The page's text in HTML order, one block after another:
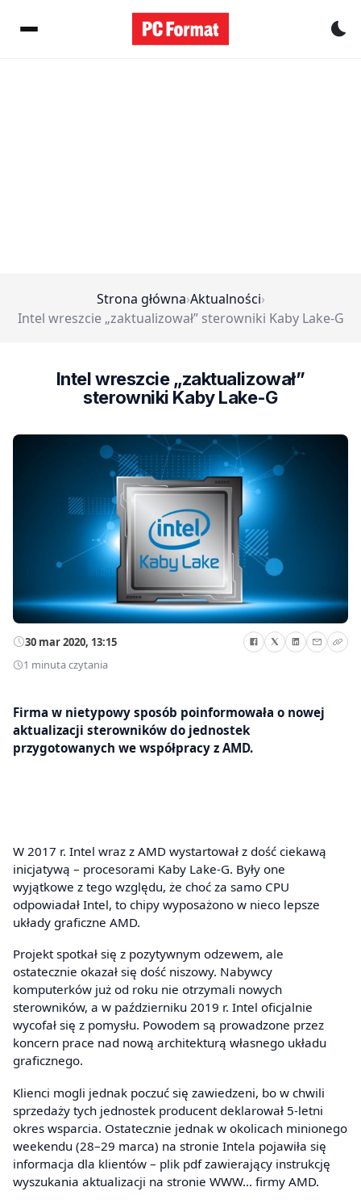
Strona główna›Aktualności›
Intel wreszcie „zaktualizował” sterowniki Kaby Lake-G
Intel wreszcie „zaktualizował”
sterowniki Kaby Lake-G
30 mar 2020, 13:15
1 minuta czytania
Firma w nietypowy sposób poinformowała o nowej
aktualizacji sterowników do jednostek
przygotowanych we współpracy z AMD.
W 2017 r. Intel wraz z AMD wystartował z dość ciekawą
inicjatywą – procesorami Kaby Lake-G. Były one
wyjątkowe z tego względu, że choć za samo CPU
odpowiadał Intel, to chipy wyposażono w nieco lepsze
układy graficzne AMD.
Projekt spotkał się z pozytywnym odzewem, ale
ostatecznie okazał się dość niszowy. Nabywcy
komputerków już od roku nie otrzymali nowych
sterowników, a w październiku 2019 r. Intel oficjalnie
wycofał się z pomysłu. Powodem są prowadzone przez
koncern prace nad nową architekturą własnego układu
graficznego.
Klienci mogli jednak poczuć się zawiedzeni, bo w chwili
sprzedaży tych jednostek producent deklarował 5-letni
okres wsparcia. Ostatecznie jednak w okolicach minionego
weekendu (28–29 marca) na stronie Intela pojawiła się
informacja dla klientów – plik pdf zawierający instrukcję
wyszukania aktualizacji na stronie WWW… firmy AMD.